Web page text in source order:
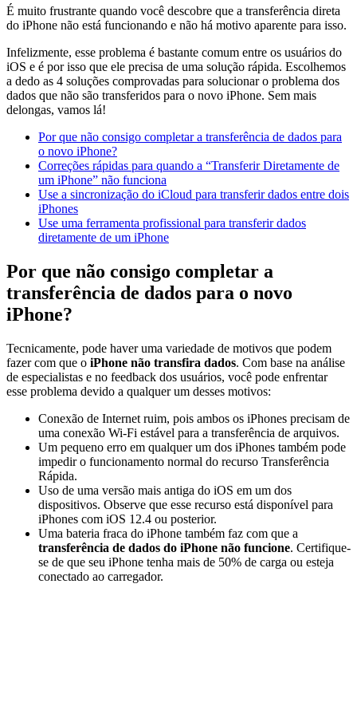
É muito frustrante quando você descobre que a transferência direta
do iPhone não está funcionando e não há motivo aparente para isso.
Infelizmente, esse problema é bastante comum entre os usuários do
iOS e é por isso que ele precisa de uma solução rápida. Escolhemos
a dedo as 4 soluções comprovadas para solucionar o problema dos
dados que não são transferidos para o novo iPhone. Sem mais
delongas, vamos lá!
Por que não consigo completar a transferência de dados para
o novo iPhone?
Correções rápidas para quando a “Transferir Diretamente de
um iPhone” não funciona
Use a sincronização do iCloud para transferir dados entre dois
iPhones
Use uma ferramenta profissional para transferir dados
diretamente de um iPhone
Por que não consigo completar a
transferência de dados para o novo
iPhone?
Tecnicamente, pode haver uma variedade de motivos que podem
fazer com que o iPhone não transfira dados. Com base na análise
de especialistas e no feedback dos usuários, você pode enfrentar
esse problema devido a qualquer um desses motivos:
Conexão de Internet ruim, pois ambos os iPhones precisam de
uma conexão Wi-Fi estável para a transferência de arquivos.
Um pequeno erro em qualquer um dos iPhones também pode
impedir o funcionamento normal do recurso Transferência
Rápida.
Uso de uma versão mais antiga do iOS em um dos
dispositivos. Observe que esse recurso está disponível para
iPhones com iOS 12.4 ou posterior.
Uma bateria fraca do iPhone também faz com que a
transferência de dados do iPhone não funcione. Certifique-
se de que seu iPhone tenha mais de 50% de carga ou esteja
conectado ao carregador.